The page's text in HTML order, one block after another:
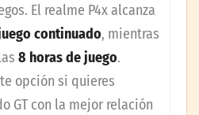
El realme P4x alcanza
continuado, mientras
8 horas de juego.
opción si quieres
GT con la mejor relación